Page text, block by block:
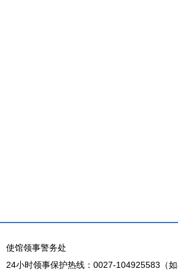
使馆领事警务处
24小时领事保护热线：0027-104925583（